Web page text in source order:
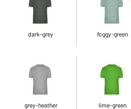
dark-grey foggy-green
grey-heather lime-green